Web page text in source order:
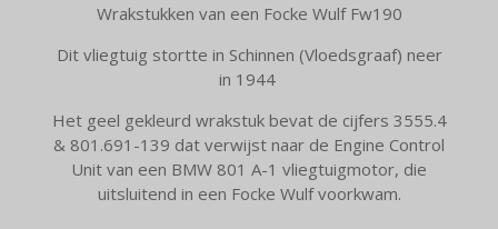
Wrakstukken van een Focke Wulf Fw190
Dit vliegtuig stortte in Schinnen (Vloedsgraaf) neer
in 1944
Het geel gekleurd wrakstuk bevat de cijfers 3555.4
& 801.691-139 dat verwijst naar de Engine Control
Unit van een BMW 801 A-1 vliegtuigmotor, die
uitsluitend in een Focke Wulf voorkwam.